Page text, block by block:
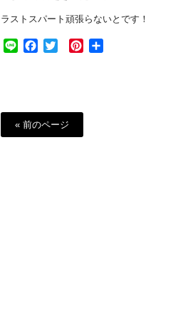
ラストスパート頑張らないとです！
Line Facebook
Twitter Pinterest
« 前のページ